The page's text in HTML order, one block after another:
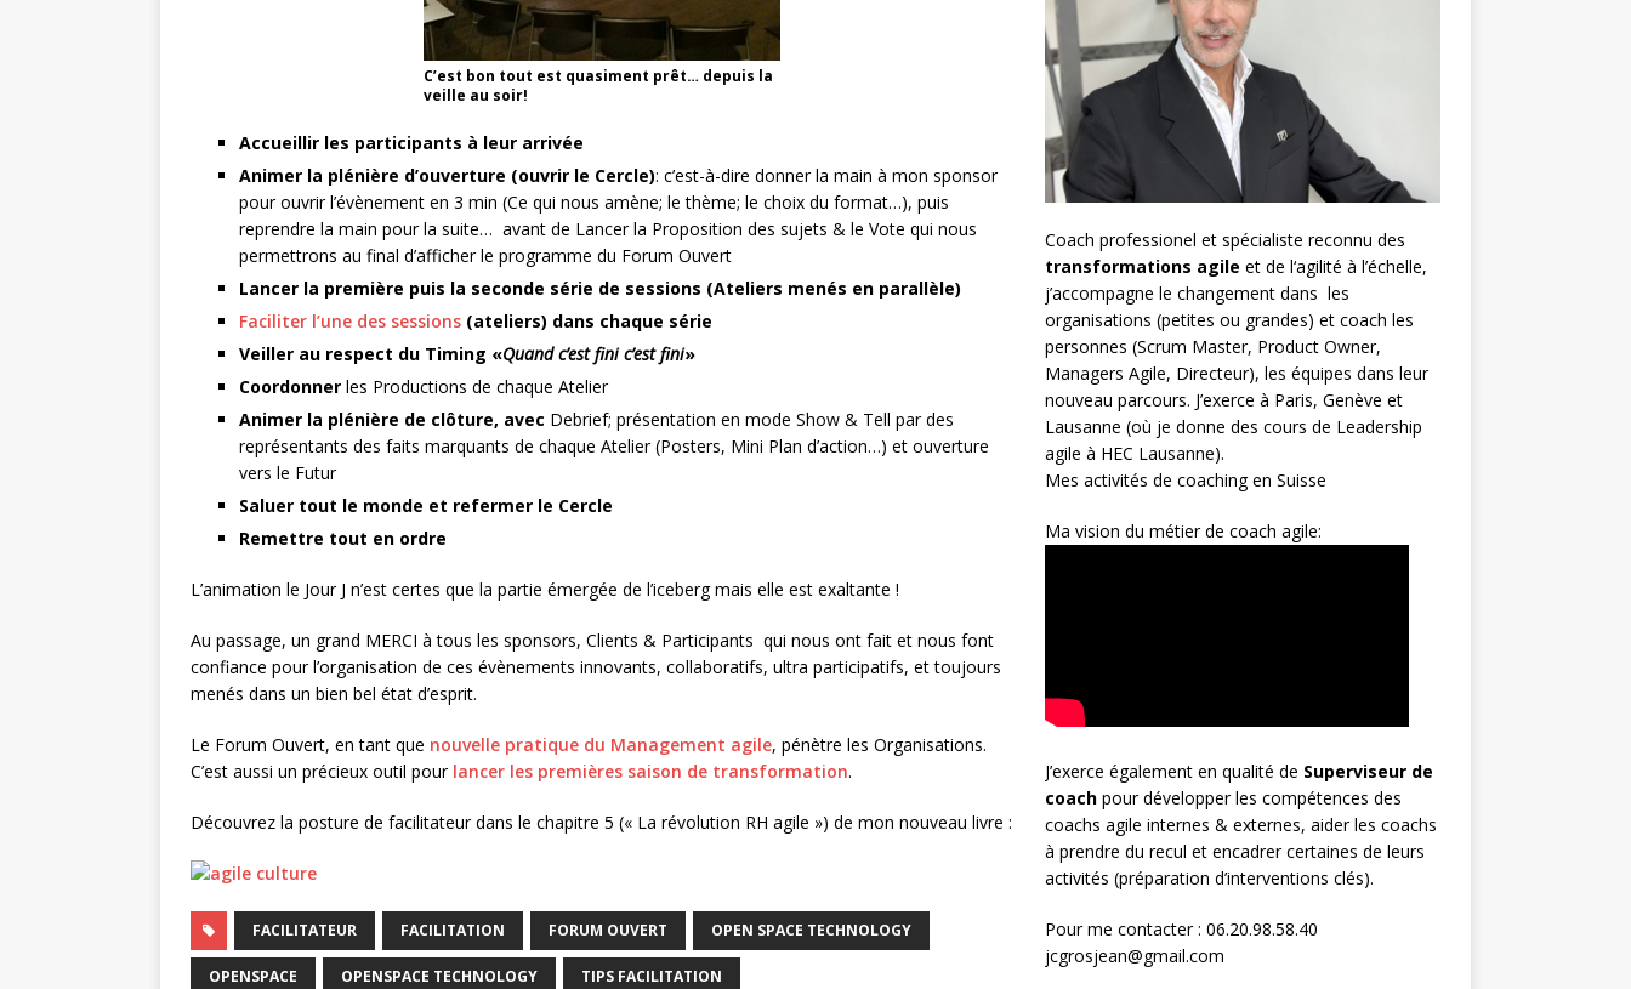
C’est bon tout est quasiment prêt… depuis la
veille au soir!
Accueillir les participants à leur arrivée
Animer la plénière d’ouverture (ouvrir le Cercle): c’est-à-dire donner la main à mon sponsor
pour ouvrir l’évènement en 3 min (Ce qui nous amène; le thème; le choix du format…), puis
reprendre la main pour la suite… avant de Lancer la Proposition des sujets & le Vote qui nous
permettrons au final d’afficher le programme du Forum Ouvert
Lancer la première puis la seconde série de sessions (Ateliers menés en parallèle)
Faciliter l’une des sessions (ateliers) dans chaque série
Veiller au respect du Timing «Quand c’est fini c’est fini»
Coordonner les Productions de chaque Atelier
Animer la plénière de clôture, avec Debrief; présentation en mode Show & Tell par des
représentants des faits marquants de chaque Atelier (Posters, Mini Plan d’action…) et ouverture
vers le Futur
Saluer tout le monde et refermer le Cercle
Remettre tout en ordre
L’animation le Jour J n’est certes que la partie émergée de l’iceberg mais elle est exaltante !
Au passage, un grand MERCI à tous les sponsors, Clients & Participants qui nous ont fait et nous font
confiance pour l’organisation de ces évènements innovants, collaboratifs, ultra participatifs, et toujours
menés dans un bien bel état d’esprit.
Le Forum Ouvert, en tant que nouvelle pratique du Management agile, pénètre les Organisations.
C’est aussi un précieux outil pourlancer les premières saison de transformation.
Découvrez la posture de facilitateur dans le chapitre 5 (« La révolution RH agile ») de mon nouveau livre :
FACILITATEUR FACILITATION FORUM OUVERT OPEN SPACE TECHNOLOGY
OPENSPACE OPENSPACE TECHNOLOGY TIPS FACILITATION
Coach professionel et spécialiste reconnu des
transformations agile et de l‘agilité à l’échelle,
j’accompagne le changement dans les
organisations (petites ou grandes) et coach les
personnes (Scrum Master, Product Owner,
Managers Agile, Directeur), les équipes dans leur
nouveau parcours. J’exerce à Paris, Genève et
Lausanne (où je donne des cours de Leadership
agile à HEC Lausanne).
Mes activités de coaching en Suisse
Ma vision du métier de coach agile:
J’exerce également en qualité de Superviseur de
coachpour développer les compétences des
coachs agile internes & externes, aider les coachs
à prendre du recul et encadrer certaines de leurs
activités (préparation d’interventions clés).
Pour me contacter : 06.20.98.58.40
jcgrosjean@gmail.com